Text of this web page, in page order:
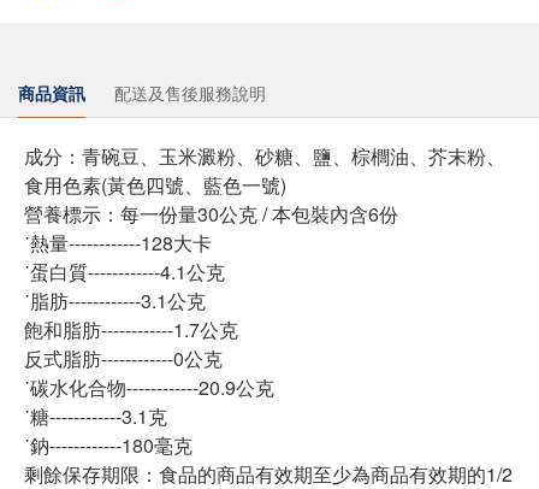
商品資訊 配送及售後服務說明
成分：青碗豆、玉米澱粉、砂糖、鹽、棕櫚油、芥末粉、
食用色素(黃色四號、藍色一號)
營養標示：每一份量30公克 / 本包裝內含6份
˙熱量------------128大卡
˙蛋白質------------4.1公克
˙脂肪------------3.1公克
飽和脂肪------------1.7公克
反式脂肪------------0公克
˙碳水化合物------------20.9公克
˙糖------------3.1克
˙鈉------------180毫克
剩餘保存期限：食品的商品有效期至少為商品有效期的1/2